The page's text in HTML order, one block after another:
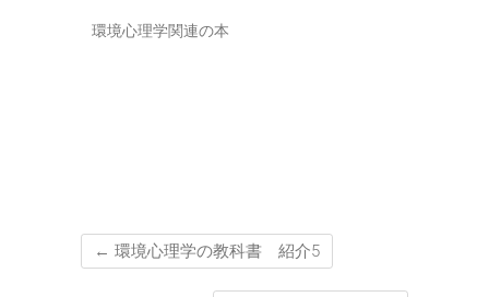
環境心理学関連の本
← 環境心理学の教科書 紹介5